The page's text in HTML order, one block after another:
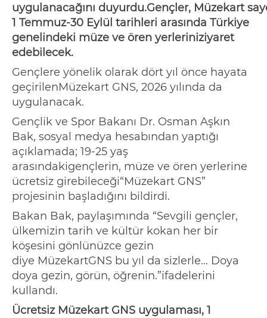
uygulanacağını duyurdu.Gençler, Müzekart
1 Temmuz-30 Eylül tarihleri arasında Türkiye
genelindeki müze ve ören yerleriniziyaret
edebilecek.
Gençlere yönelik olarak dört yıl önce hayata
geçirilenMüzekart GNS, 2026 yılında da
uygulanacak.
Gençlik ve Spor Bakanı Dr. Osman Aşkın
Bak, sosyal medya hesabından yaptığı
açıklamada; 19-25 yaş
arasındakigençlerin, müze ve ören yerlerine
ücretsiz girebileceği“Müzekart GNS”
projesinin başladığını bildirdi.
Bakan Bak, paylaşımında “Sevgili gençler,
ülkemizin tarih ve kültür kokan her bir
köşesini gönlünüzce gezin
diye MüzekartGNS bu yıl da sizlerle... Doya
doya gezin, görün, öğrenin.”ifadelerini
kullandı.
Ücretsiz Müzekart GNS uygulaması, 1